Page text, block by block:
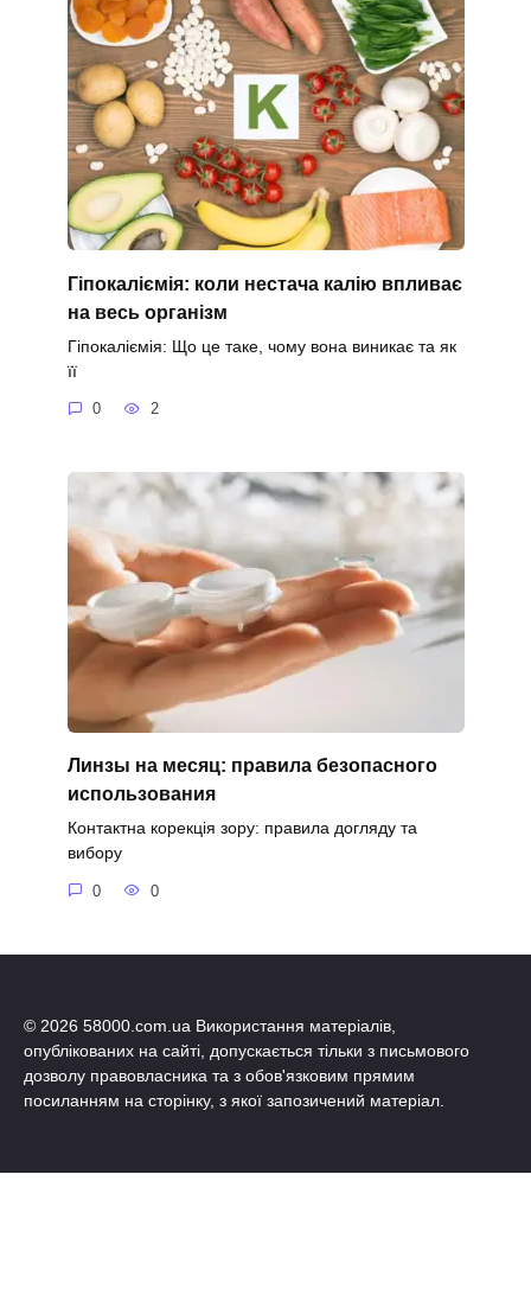
Гіпокаліємія: коли нестача калію впливає
на весь організм
Гіпокаліємія: Що це таке, чому вона виникає та як
її
0 2
Линзы на месяц: правила безопасного
использования
Контактна корекція зору: правила догляду та
вибору
0 0
© 2026 58000.com.ua Використання матеріалів,
опублікованих на сайті, допускається тільки з письмового
дозволу правовласника та з обов'язковим прямим
посиланням на сторінку, з якої запозичений матеріал.